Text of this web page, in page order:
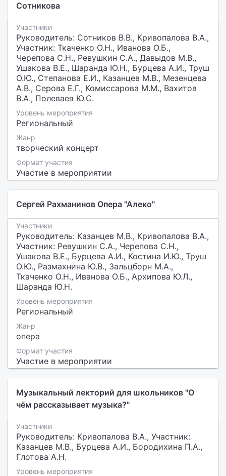
Сотникова
Участники
Руководитель: Сотников В.В., Кривопалова В.А.,
Участник: Ткаченко О.Н., Иванова О.Б.,
Черепова С.Н., Ревушкин С.А., Давыдов М.В.,
Ушакова В.Е., Шаранда Ю.Н., Бурцева А.И., Труш
О.Ю., Степанова Е.И., Казанцев М.В., Мезенцева
А.В., Серова Е.Г., Комиссарова М.М., Вахитов
В.А., Полеваев Ю.С.
Уровень мероприятия
Региональный
Жанр
творческий концерт
Формат участия
Участие в мероприятии
Сергей Рахманинов Опера "Алеко"
Участники
Руководитель: Казанцев М.В., Кривопалова В.А.,
Участник: Ревушкин С.А., Черепова С.Н.,
Ушакова В.Е., Бурцева А.И., Костина И.Ю., Труш
О.Ю., Размахнина Ю.В., Зальцборн М.А.,
Ткаченко О.Н., Иванова О.Б., Архипова Ю.Л.,
Шаранда Ю.Н.
Уровень мероприятия
Региональный
Жанр
опера
Формат участия
Участие в мероприятии
Музыкальный лекторий для школьников "О
чём рассказывает музыка?"
Участники
Руководитель: Кривопалова В.А., Участник:
Казанцев М.В., Бурцева А.И., Бородихина П.А.,
Глотова А.Н.
Уровень мероприятия